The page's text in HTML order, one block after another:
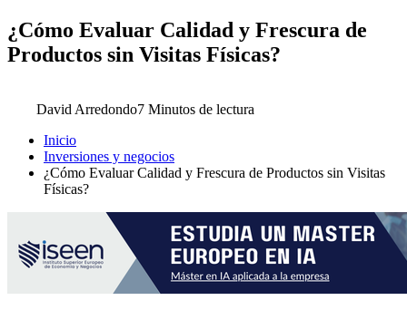
¿Cómo Evaluar Calidad y Frescura de
Productos sin Visitas Físicas?
David Arredondo7 Minutos de lectura
Inicio
Inversiones y negocios
¿Cómo Evaluar Calidad y Frescura de Productos sin Visitas
Físicas?